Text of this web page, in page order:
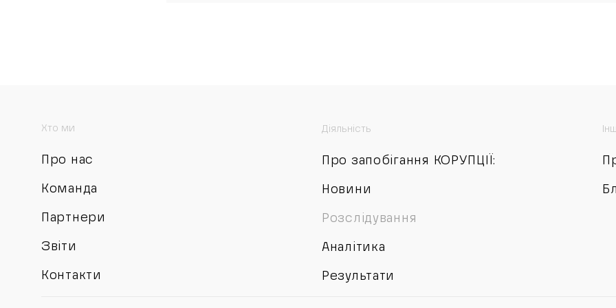
Хто ми
Про нас
Команда
Партнери
Звіти
Контакти
Діяльність
Про запобігання КОРУПЦІЇ:
Новини
Розслідування
Аналітика
Результати